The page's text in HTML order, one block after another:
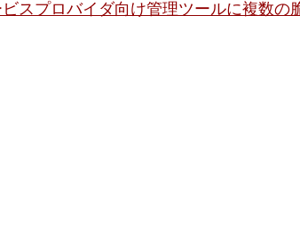
ビスプロバイダ向け管理ツールに複数の